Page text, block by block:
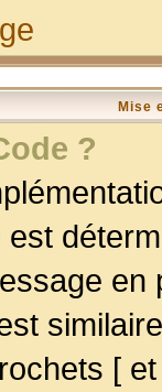
Mise
?
[